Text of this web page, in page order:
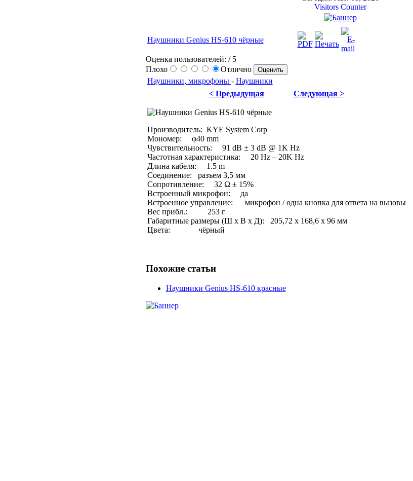
Visitors Counter
Наушники Genius HS-610 чёрные
Оценка пользователей: / 5
Плохо
Отлично
Наушники, микрофоны - Наушники
< Предыдущая
Следующая >
Производитель: KYE System Corp
Мономер: φ40 mm
Чувствительность: 91 dB ± 3 dB @ 1K Hz
Частотная характеристика: 20 Hz – 20K Hz
Длина кабеля: 1.5 m
Соединение: разъем 3,5 мм
Сопротивление: 32 Ω ± 15%
Встроенный микрофон: да
Встроенное управление: микрофон / одна кнопка для ответа на вызовы
Вес прибл.: 253 г
Габаритные размеры (Ш x В x Д): 205,72 х 168,6 х 96 мм
Цвета: чёрный
Похожие статьи
Наушники Genius HS-610 красные